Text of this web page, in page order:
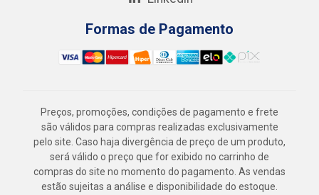
Formas de Pagamento
Preços, promoções, condições de pagamento e frete
são válidos para compras realizadas exclusivamente
pelo site. Caso haja divergência de preço de um produto,
será válido o preço que for exibido no carrinho de
compras do site no momento do pagamento. As vendas
estão sujeitas a análise e disponibilidade do estoque.